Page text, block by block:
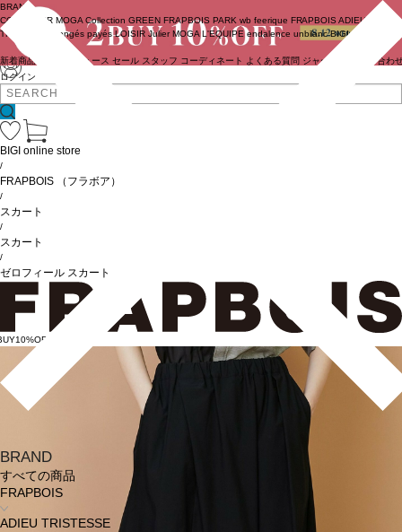
ログイン
BRAND
COUTURIER MOGA Collection GREEN FRAPBOIS PARK wb feerique FRAPBOIS ADIEU
TRISTESSE
congés payés LOISIR Julier MOGA L'EQUIPE endalence unbilanc BIGI online store
新着商品 ニュース セール スタッフ コーディネート よくある質問 ジャーナル お問い合わ
BRAND
すべての商品
FRAPBOIS
ADIEU TRISTESSE
BIGI online store
/
FRAPBOIS （フラボア）
/
スカート
/
スカート
/
ゼロフィール スカート